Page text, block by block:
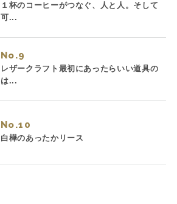
１杯のコーヒーがつなぐ、人と人。そして
可...
No.
レザークラフト最初にあったらいい道具の
は...
No.
白樺のあったかリース